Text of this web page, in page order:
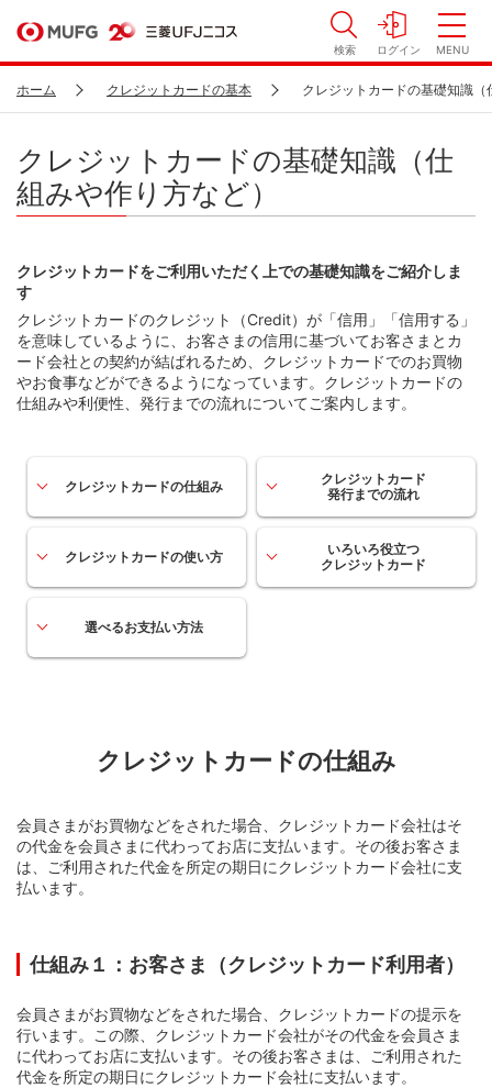
検索 ログイン MENU
ホーム クレジットカードの基本 クレジットカードの基礎知識
クレジットカードの基礎知識（仕
組みや作り方など）
クレジットカードをご利用いただく上での基礎知識をご紹介しま
す
クレジットカードのクレジット（Credit）が「信用」「信用する」
を意味しているように、お客さまの信用に基づいてお客さまとカ
ード会社との契約が結ばれるため、クレジットカードでのお買物
やお食事などができるようになっています。クレジットカードの
仕組みや利便性、発行までの流れについてご案内します。
クレジットカードの仕組み
クレジットカード
発行までの流れ
クレジットカードの使い方
いろいろ役立つ
クレジットカード
選べるお支払い方法
クレジットカードの仕組み
会員さまがお買物などをされた場合、クレジットカード会社はそ
の代金を会員さまに代わってお店に支払います。その後お客さま
は、ご利用された代金を所定の期日にクレジットカード会社に支
払います。
仕組み１：お客さま（クレジットカード利用者）
会員さまがお買物などをされた場合、クレジットカードの提示を
行います。この際、クレジットカード会社がその代金を会員さま
に代わってお店に支払います。その後お客さまは、ご利用された
代金を所定の期日にクレジットカード会社に支払います。